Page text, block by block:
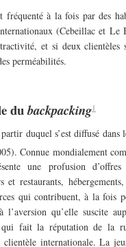
à la fois par des
(Cebeillac et
et si deux clientèles
perméabilités.
dubackpacking1
duquel s’est diffusé dans
Connue mondialement
une profusion d’offres
et restaurants,
qui contribuent, à la fois
qu’elle suscite
qui fait la réputation de la
internationale. La